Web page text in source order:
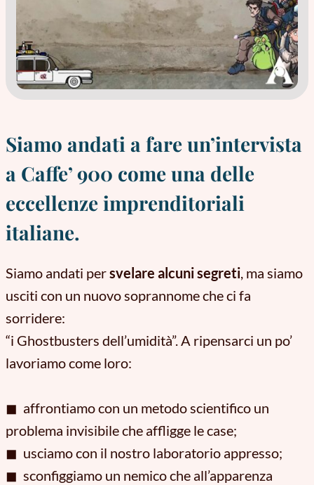
Siamo andati a fare un’intervista
a Caffe’ 900 come una delle
eccellenze imprenditoriali
italiane.
Siamo andati persvelare alcuni segreti, ma siamo
usciti con un nuovo soprannome che ci fa
sorridere:
“i Ghostbusters dell’umidità”. A ripensarci un po’
lavoriamo come loro:
◼︎ affrontiamo con un metodo scientifico un
problema invisibile che affligge le case;
◼︎ usciamo con il nostro laboratorio appresso;
◼︎ sconfiggiamo un nemico che all’apparenza